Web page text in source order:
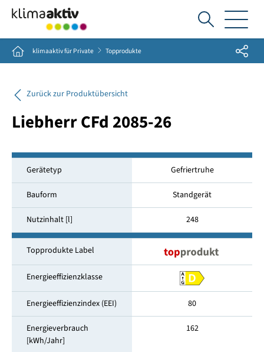
Ich
suche...
Home klimaaktiv für Private Topprodukte Share
Zurück zur Produktübersicht
Liebherr CFd 2085-26
Gerätetyp Gefriertruhe
Bauform Standgerät
Nutzinhalt [l] 248
Topprodukte Label
Energieeffizienzklasse
Energieeffizienzindex (EEI) 80
Energieverbrauch
[kWh/Jahr]
162